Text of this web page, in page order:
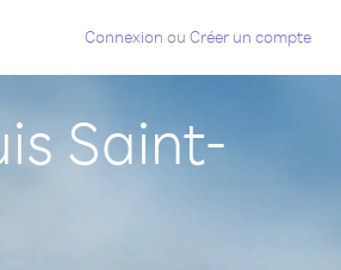
Connexion ou Créer un compte
Saint-